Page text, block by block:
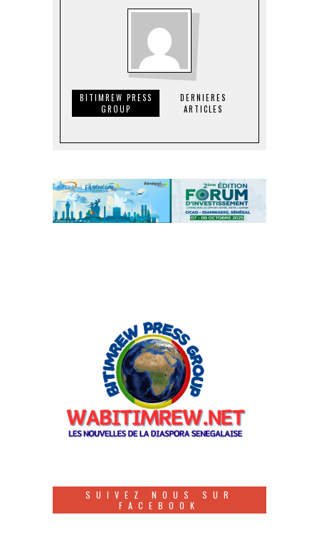
BITIMREW PRESS
GROUP
DERNIERES
ARTICLES
SUIVEZ NOUS SUR
FACEBOOK